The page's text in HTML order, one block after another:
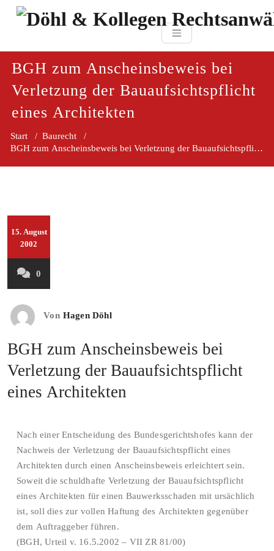
Zum
Döhl & Kollegen
BGH zum Anscheinsbeweis bei
Verletzung der Bauaufsichtspflicht
eines Architekten
Start / Baurecht /
BGH zum Anscheinsbeweis bei Verletzung der Bauaufsichtspflicht
15. August
2002
0
Von Hagen Döhl
BGH zum Anscheinsbeweis bei
Verletzung der Bauaufsichtspflicht
eines Architekten
Nach einer Entscheidung des Bundesgerichtshofes kann der
Nachweis der Verletzung der Bauaufsichtspflicht eines
Architekten durch einen Anscheinsbeweis erleichtert sein.
Soweit die schuldhafte Verletzung der Bauaufsichtspflicht
eines Architekten für einen Bauwerksschaden mit ursächlich
ist, soll dies zur vollen Haftung des Architekten gegenüber
dem Auftraggeber führen.
(BGH, Urteil v. 16.5.2002 – VII ZR 81/00)